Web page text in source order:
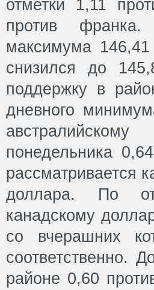
отметки 1,11
против
максимума
снизился до
поддержку в
дневного
понедельника
рассматривается
доллара. По
канадскому
со вчерашних
соответственно.
районе 0,60